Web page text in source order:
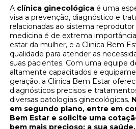
A clínica ginecológica é uma
visa a prevenção, diagnóstico e
relacionadas ao sistema
medicina é de extrema
estar da mulher, e a Clinica Bem
qualidade para atender as
suas pacientes. Com uma equipe
altamente capacitados e
geração, a Clinica Bem Estar
diagnósticos precisos e
diversas patologias ginecológicas.
em segundo plano, entre em
Bem Estar e solicite uma
bem mais precioso: a sua saúde.